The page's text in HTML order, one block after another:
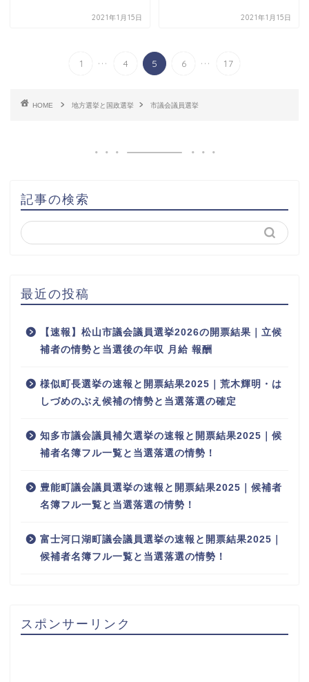
2021年1月15日 2021年1月15日
1 ... 4 5 6 ... 17
HOME 地方選挙と国政選挙 市議会議員選挙
記事の検索
最近の投稿
【速報】松山市議会議員選挙2026の開票結果｜立候
補者の情勢と当選後の年収 月給 報酬
様似町長選挙の速報と開票結果2025｜荒木輝明・は
しづめのぶえ候補の情勢と当選落選の確定
知多市議会議員補欠選挙の速報と開票結果2025｜候
補者名簿フル一覧と当選落選の情勢！
豊能町議会議員選挙の速報と開票結果2025｜候補者
名簿フル一覧と当選落選の情勢！
富士河口湖町議会議員選挙の速報と開票結果2025｜
候補者名簿フル一覧と当選落選の情勢！
スポンサーリンク